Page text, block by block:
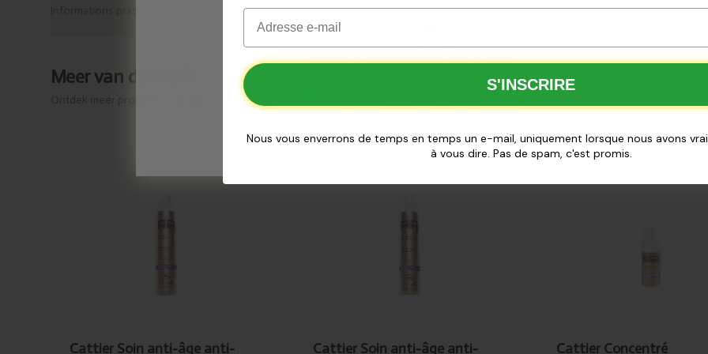
Meer van dit merk
Ontdek meer producten van
Cattier Soin anti-âge anti-
Cattier Soin
Cattier Soin anti-âge anti-
Cattier Concentré
Cattier Concentré
✅Offre temporaire
✅Jusqu’à épuisement du stock
Commandez dès
Email
S'INSCRIRE
Nous vous enverrons de temps en temps un e-mail, uniquement lorsque nous avons
à vous dire. Pas de spam, c'est promis.